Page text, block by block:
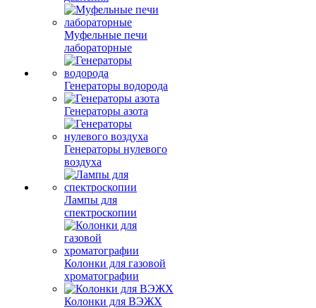
Муфельные печи
лабораторные
Генераторы водорода
Генераторы азота
Генераторы нулевого
воздуха
Лампы для
спектроскопии
Колонки для газовой
хроматографии
Колонки для ВЭЖХ